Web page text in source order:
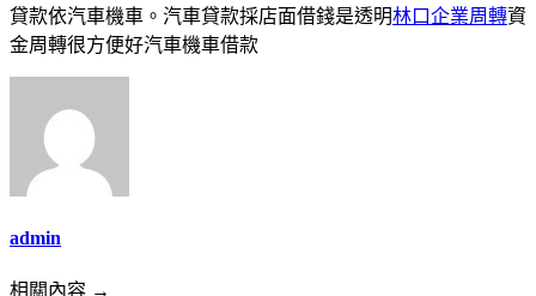
貸款依汽車機車。汽車貸款採店面借錢是透明林口企業周轉資
金周轉很方便好汽車機車借款
admin
相關內容 →